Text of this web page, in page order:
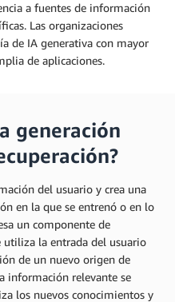
a fuentes de información
Las organizaciones
de IA generativa con mayor
de aplicaciones.
generación
del usuario y crea una
en la que se entrenó o en lo
un componente de
utiliza la entrada del usuario
de un nuevo origen de
información relevante se
los nuevos conocimientos y